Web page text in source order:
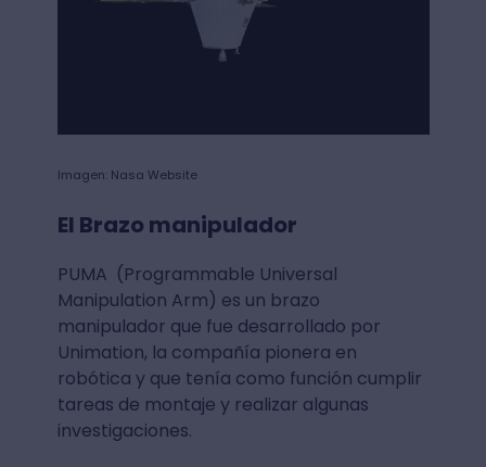
Imagen: Nasa Website
El Brazo manipulador
PUMA (Programmable Universal
Manipulation Arm) es un brazo
manipulador que fue desarrollado por
Unimation, la compañía pionera en
robótica y que tenía como función cumplir
tareas de montaje y realizar algunas
investigaciones.